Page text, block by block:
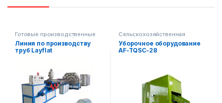
Готовые производственные
линии Сельскохозяйственная
техника
Линия по производству
труб Layflat
Сельскохозяйственная
техника
Уборочное оборудование
AF-TQSC-28